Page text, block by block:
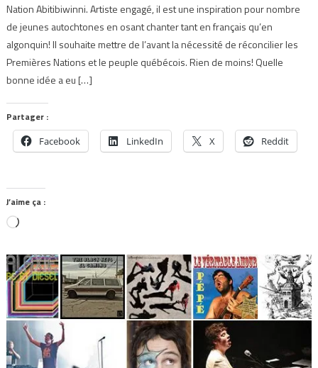
Nation Abitibiwinni. Artiste engagé, il est une inspiration pour nombre
de jeunes autochtones en osant chanter tant en français qu’en
algonquin! Il souhaite mettre de l’avant la nécessité de réconcilier les
Premières Nations et le peuple québécois. Rien de moins! Quelle
bonne idée a eu […]
Partager :
Facebook LinkedIn X Reddit
J’aime ça :
Chargement…